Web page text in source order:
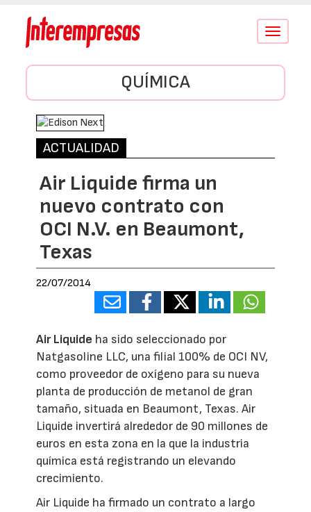
Conmutar
QUÍMICA
ACTUALIDAD
Air Liquide firma un
nuevo contrato con
OCI N.V. en Beaumont,
Texas
22/07/2014
Air Liquide ha sido seleccionado por
Natgasoline LLC, una filial 100% de OCI NV,
como proveedor de oxígeno para su nueva
planta de producción de metanol de gran
tamaño, situada en Beaumont, Texas. Air
Liquide invertirá alrededor de 90 millones de
euros en esta zona en la que la industria
química está registrando un elevando
crecimiento.
Air Liquide ha firmado un contrato a largo